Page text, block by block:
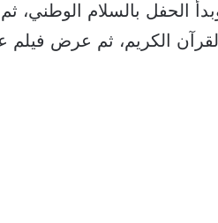
الحفل بالسلام الوطني،
الكريم، ثم عرض فيلم